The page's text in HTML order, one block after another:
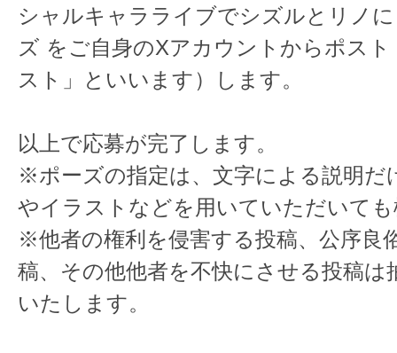
シャルキャラライブでシズルとリノ
ズ をご自身のXアカウントからポスト
スト」といいます）します。
以上で応募が完了します。
※ポーズの指定は、文字による説明だ
やイラストなどを用いていただいて
※他者の権利を侵害する投稿、公序良
稿、その他他者を不快にさせる投稿は
いたします。